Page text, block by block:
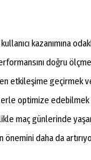
kazanımına
doğru
etkileşime geçirmek
optimize
maç günlerinde
daha da